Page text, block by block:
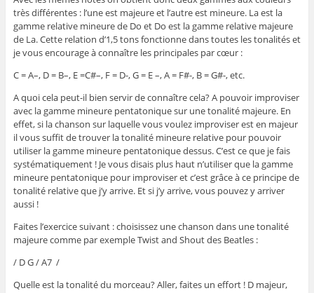
très différentes : l’une est majeure et l’autre est mineure. La est la
gamme relative mineure de Do et Do est la gamme relative majeure
de La. Cette relation d’1,5 tons fonctionne dans toutes les tonalités et
je vous encourage à connaître les principales par cœur :
C = A–, D = B–, E =C#–, F = D-, G = E –, A = F#-, B = G#-, etc.
A quoi cela peut-il bien servir de connaître cela? A pouvoir improviser
avec la gamme mineure pentatonique sur une tonalité majeure. En
effet, si la chanson sur laquelle vous voulez improviser est en majeur
il vous suffit de trouver la tonalité mineure relative pour pouvoir
utiliser la gamme mineure pentatonique dessus. C’est ce que je fais
systématiquement ! Je vous disais plus haut n’utiliser que la gamme
mineure pentatonique pour improviser et c’est grâce à ce principe de
tonalité relative que j’y arrive. Et si j’y arrive, vous pouvez y arriver
aussi !
Faites l’exercice suivant : choisissez une chanson dans une tonalité
majeure comme par exemple Twist and Shout des Beatles :
/ D G / A7 /
Quelle est la tonalité du morceau? Aller, faites un effort ! D majeur,